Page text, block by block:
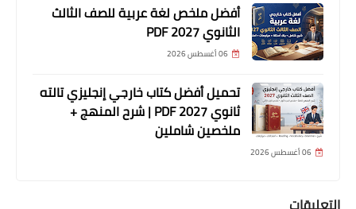
أفضل ملخص لغة عربية للصف الثالث
الثانوي 2027 PDF
06 أغسطس 2026
تحميل أفضل كتاب خارجي إنجليزي تالته
ثانوي 2027 PDF | شرح المنهج +
ملخصين شاملين
06 أغسطس 2026